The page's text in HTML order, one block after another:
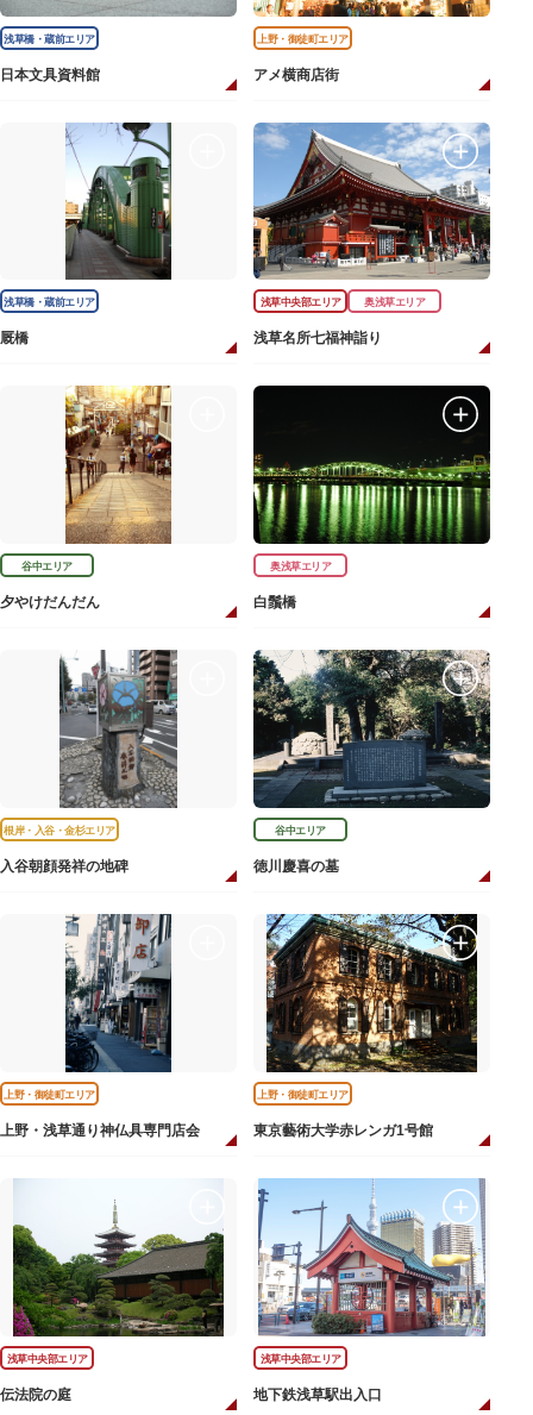
浅草橋・蔵前エリア
日本文具資料館
上野・御徒町エリア
アメ横商店街
浅草橋・蔵前エリア
厩橋
浅草中央部エリア 奥浅草エリア
浅草名所七福神詣り
谷中エリア
夕やけだんだん
奥浅草エリア
白鬚橋
根岸・入谷・金杉エリア
入谷朝顔発祥の地碑
谷中エリア
徳川慶喜の墓
上野・御徒町エリア
上野・浅草通り神仏具専門店会
上野・御徒町エリア
東京藝術大学赤レンガ1号館
浅草中央部エリア
伝法院の庭
浅草中央部エリア
地下鉄浅草駅出入口